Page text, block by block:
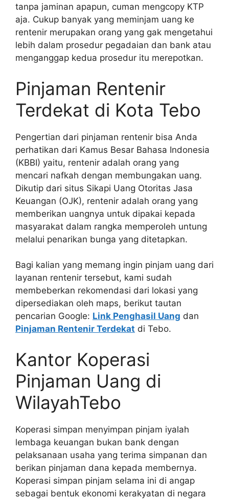
tanpa jaminan apapun, cuman mengcopy KTP
aja. Cukup banyak yang meminjam uang ke
rentenir merupakan orang yang gak mengetahui
lebih dalam prosedur pegadaian dan bank atau
menganggap kedua prosedur itu merepotkan.
Pinjaman Rentenir
Terdekat di Kota Tebo
Pengertian dari pinjaman rentenir bisa Anda
perhatikan dari Kamus Besar Bahasa Indonesia
(KBBI) yaitu, rentenir adalah orang yang
mencari nafkah dengan membungakan uang.
Dikutip dari situs Sikapi Uang Otoritas Jasa
Keuangan (OJK), rentenir adalah orang yang
memberikan uangnya untuk dipakai kepada
masyarakat dalam rangka memperoleh untung
melalui penarikan bunga yang ditetapkan.
Bagi kalian yang memang ingin pinjam uang dari
layanan rentenir tersebut, kami sudah
membeberkan rekomendasi dari lokasi yang
dipersediakan oleh maps, berikut tautan
pencarian Google: Link Penghasil Uang dan
Pinjaman Rentenir Terdekat di Tebo.
Kantor Koperasi
Pinjaman Uang di
WilayahTebo
Koperasi simpan menyimpan pinjam iyalah
lembaga keuangan bukan bank dengan
pelaksanaan usaha yang terima simpanan dan
berikan pinjaman dana kepada membernya.
Koperasi simpan pinjam selama ini di angap
sebagai bentuk ekonomi kerakyatan di negara